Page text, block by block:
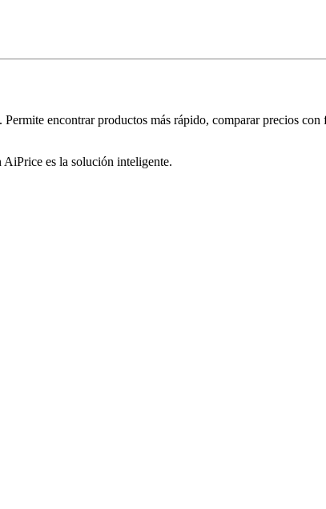
encontrar productos más rápido, comparar precios
AiPrice es la solución inteligente.